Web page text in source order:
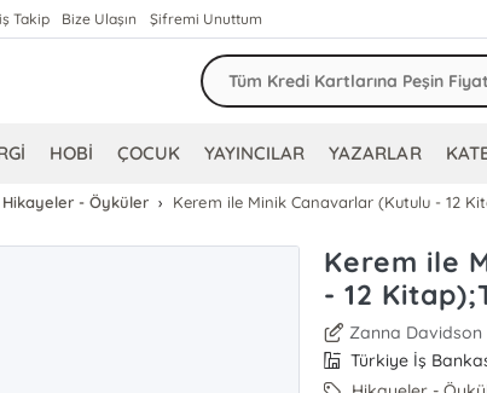
Takip Bize Ulaşın Şifremi Unuttum
HOBİ ÇOCUK YAYINCILAR YAZARLAR
Hikayeler - Öyküler Kerem ile Minik Canavarlar (Kutulu - 12
Kerem ile
- 12
Zanna Davidson
Türkiye İş